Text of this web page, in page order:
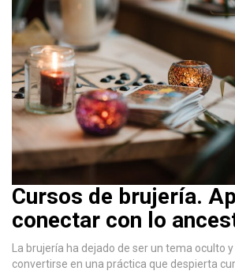
Cursos de brujería.
conectar con lo
La brujería ha dejado de ser un tema oculto
convertirse en una práctica que despierta